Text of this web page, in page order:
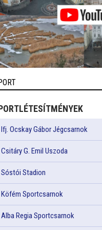
Ifj. Ocskay Gábor Jégcsarnok
Csitáry G. Emil Uszoda
Sóstói Stadion
Köfém Sportcsarnok
Alba Regia Sportcsarnok